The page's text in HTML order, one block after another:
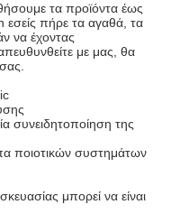
τα προϊόντα έως
εσείς πήρε τα αγαθά, τα
να έχοντας
με μας, θα
συνειδητοποίηση της
ποιοτικών συστημάτων
μπορεί να είναι